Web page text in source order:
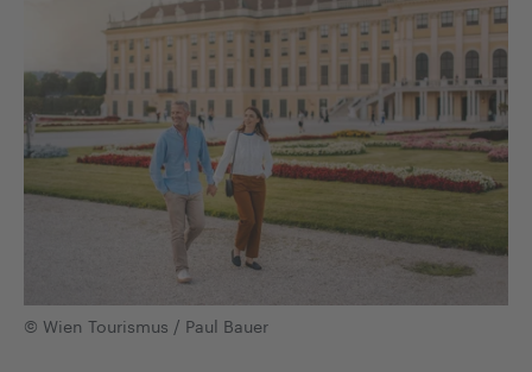
© Wien Tourismus / Paul Bauer